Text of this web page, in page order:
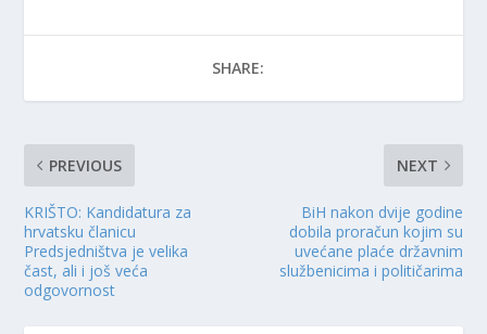
SHARE:
PREVIOUS
KRIŠTO: Kandidatura za
hrvatsku članicu
Predsjedništva je velika
čast, ali i još veća
odgovornost
NEXT
BiH nakon dvije godine
dobila proračun kojim su
uvećane plaće državnim
službenicima i političarima